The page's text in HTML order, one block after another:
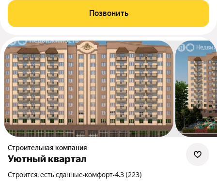
Позвонить
Строительная компания
Уютный квартал
Строится, есть сданные•комфорт•4.3 (223)